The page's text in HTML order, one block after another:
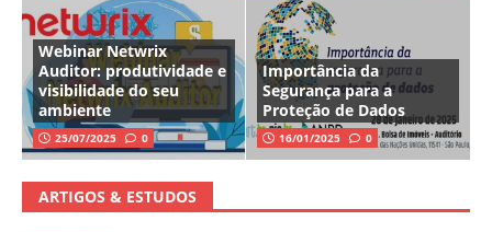
Webinar Netwrix
Auditor: produtividade e
visibilidade do seu
ambiente
25/07/2025 0
Importância da
Segurança para a
Proteção de Dados
16/01/2025 0
ARTIGOS & ESTUDOS